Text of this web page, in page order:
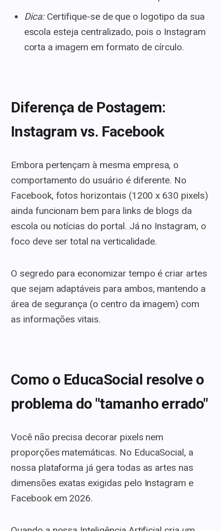
Dica:Certifique-se de que o logotipo da sua
escola esteja centralizado, pois o Instagram
corta a imagem em formato de círculo.
Diferença de Postagem:
Instagram vs. Facebook
Embora pertençam à mesma empresa, o
comportamento do usuário é diferente. No
Facebook, fotos horizontais (1200 x 630 pixels)
ainda funcionam bem para links de blogs da
escola ou notícias do portal. Já no Instagram, o
foco deve ser total na verticalidade.
O segredo para economizar tempo é criar artes
que sejam adaptáveis para ambos, mantendo a
área de segurança (o centro da imagem) com
as informações vitais.
Como o EducaSocial resolve o
problema do "tamanho errado"
Você não precisa decorar pixels nem
proporções matemáticas. No EducaSocial, a
nossa plataforma já gera todas as artes nas
dimensões exatas exigidas pelo Instagram e
Facebook em 2026.